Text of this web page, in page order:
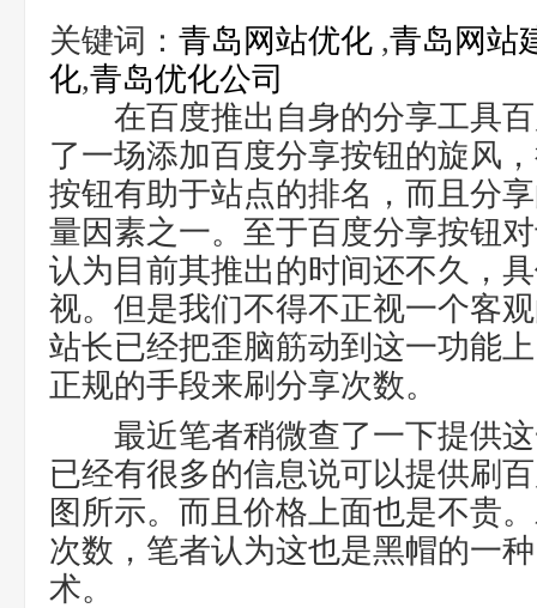
关键词： 青岛网站优化 ,青岛网站
化,青岛优化公司
在百度推出自身的分享工具百
了一场添加百度分享按钮的旋风
按钮有助于站点的排名，而且分
量因素之一。至于百度分享按钮
认为目前其推出的时间还不久，
视。但是我们不得不正视一个客
站长已经把歪脑筋动到这一功能
正规的手段来刷分享次数。
最近笔者稍微查了一下提供这
已经有很多的信息说可以提供刷
图所示。而且价格上面也是不贵
次数，笔者认为这也是黑帽的一
术。